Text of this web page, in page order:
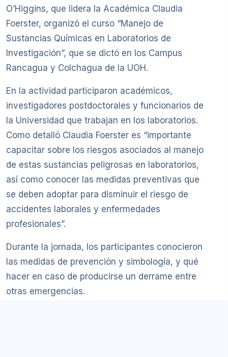
O’Higgins, que lidera la Académica Claudia
Foerster, organizó el curso “Manejo de
Sustancias Químicas en Laboratorios de
Investigación”, que se dictó en los Campus
Rancagua y Colchagua de la UOH.
En la actividad participaron académicos,
investigadores postdoctorales y funcionarios de
la Universidad que trabajan en los laboratorios.
Como detalló Claudia Foerster es “importante
capacitar sobre los riesgos asociados al manejo
de estas sustancias peligrosas en laboratorios,
así como conocer las medidas preventivas que
se deben adoptar para disminuir el riesgo de
accidentes laborales y enfermedades
profesionales”.
Durante la jornada, los participantes conocieron
las medidas de prevención y simbología, y qué
hacer en caso de producirse un derrame entre
otras emergencias.